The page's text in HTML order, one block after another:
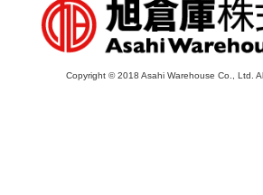
Copyright © 2018 Asahi Warehouse Co., Ltd.